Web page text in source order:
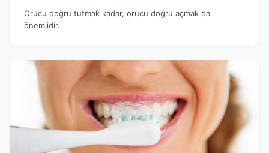
Orucu doğru tutmak kadar, orucu doğru açmak da
önemlidir.